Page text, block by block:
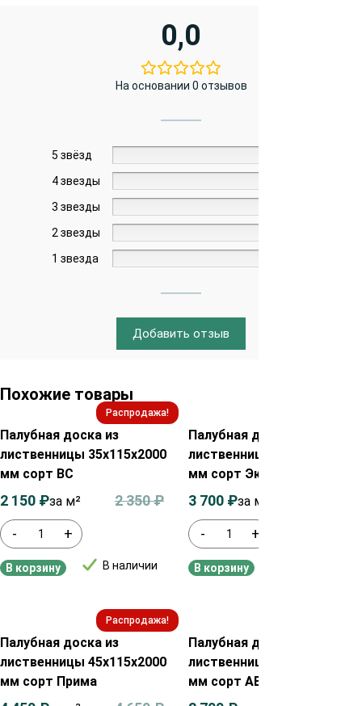
0,0
На основании 0 отзывов
5 звёзд
4 звезды
3 звезды
2 звезды
1 звезда
Добавить отзыв
Похожие товары
Распродажа!
Палубная доска из
лиственницы 35х115х2000
мм сорт ВС
- +
В наличии
2 350₽
2 150 ₽за м²
В корзину
Палубная доска из
лиственницы 28х115х2000
мм сорт Экстра
- +
3 700 ₽за м2
В корзину
Распродажа!
Палубная доска из
лиственницы 45х115х2000
мм сорт Прима
Палубная доска из
лиственницы 35х115х2000
мм сорт АВ